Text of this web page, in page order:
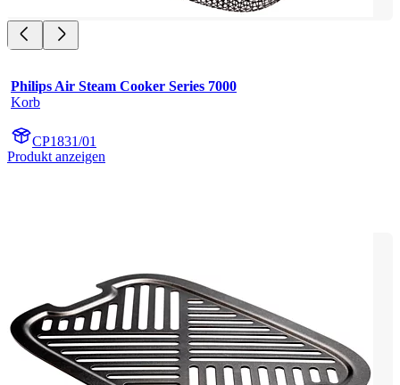
Philips Air Steam Cooker Series 7000
Korb
CP1831/01
Produkt anzeigen